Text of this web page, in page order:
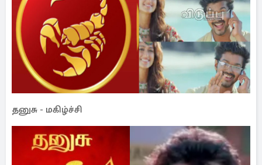
தனுசு - மகிழ்ச்சி